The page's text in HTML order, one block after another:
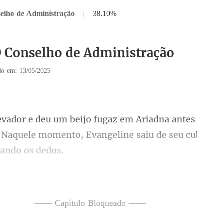
de Administração | 38.10%
Conselho de Administração
em: 13/05/2025
momento, Evangelin
—— Capítulo Bloqueado ——